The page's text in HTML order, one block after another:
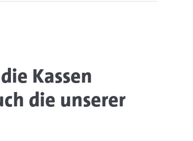
Kassen
die unserer